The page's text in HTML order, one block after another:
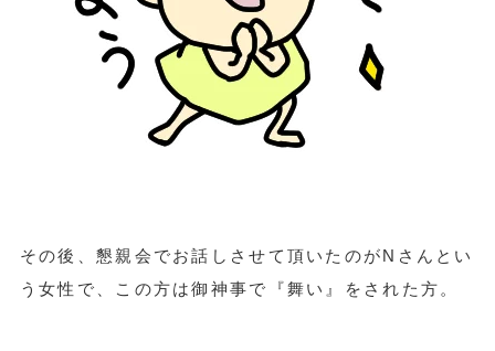
その後、懇親会でお話しさせて頂いたのがNさんとい
う女性で、この方は御神事で『舞い』をされた方。